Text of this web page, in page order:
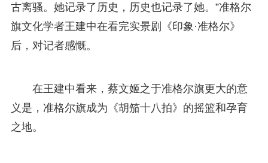
古离骚。她记录了历史，历史也记录了她。”准格尔
旗文化学者王建中在看完实景剧《印象·准格尔》
后，对记者感慨。
在王建中看来，蔡文姬之于准格尔旗更大的意
义是，准格尔旗成为《胡笳十八拍》的摇篮和孕育
之地。